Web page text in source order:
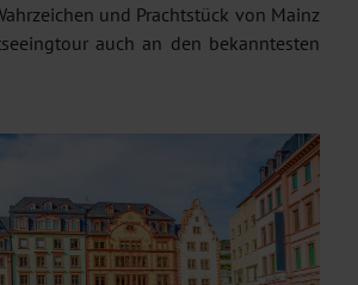
und Prachtstück von Mainz
auch an den bekanntesten